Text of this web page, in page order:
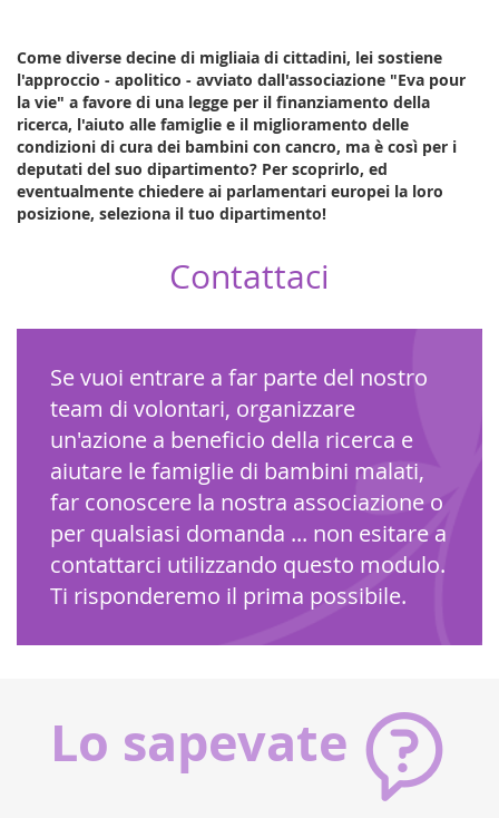
Come diverse decine di migliaia di cittadini, lei sostiene
l'approccio - apolitico - avviato dall'associazione "Eva pour
la vie" a favore di una legge per il finanziamento della
ricerca, l'aiuto alle famiglie e il miglioramento delle
condizioni di cura dei bambini con cancro, ma è così per i
deputati del suo dipartimento? Per scoprirlo, ed
eventualmente chiedere ai parlamentari europei la loro
posizione, seleziona il tuo dipartimento!
Contattaci
Se vuoi entrare a far parte del nostro
team di volontari, organizzare
un'azione a beneficio della ricerca e
aiutare le famiglie di bambini malati,
far conoscere la nostra associazione o
per qualsiasi domanda ... non esitare a
contattarci utilizzando questo modulo.
Ti risponderemo il prima possibile.
Lo sapevate